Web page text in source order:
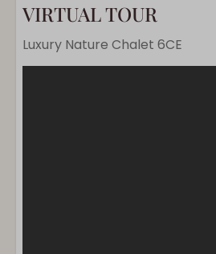
VIRTUAL TOUR
Luxury Nature Chalet 6CE